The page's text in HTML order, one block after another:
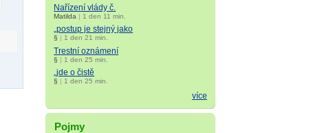
Nařízení vlády č.
Matilda 1 den 11 min.
„postup je stejný jako
§ 1 den 21 min.
Trestní oznámení
§ | 1 den 25 min.
„jde o čistě
§ | 1 den 25 min.
více
Pojmy